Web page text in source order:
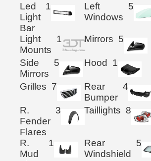
Led
Light
Bar
1
Left
Windows
5
Light
Mounts
1 Mirrors 5
Side
Mirrors
5 Hood 1
Grilles 7
Rear
Bumper
4
R.
Fender
Flares
3 Taillights 8
R.
Mud
1
Rear
Windshield
5